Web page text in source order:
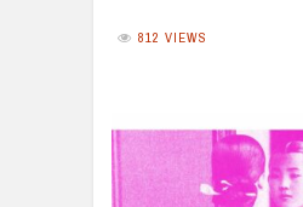
812 VIEWS